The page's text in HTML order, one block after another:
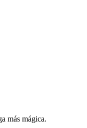
más mágica.